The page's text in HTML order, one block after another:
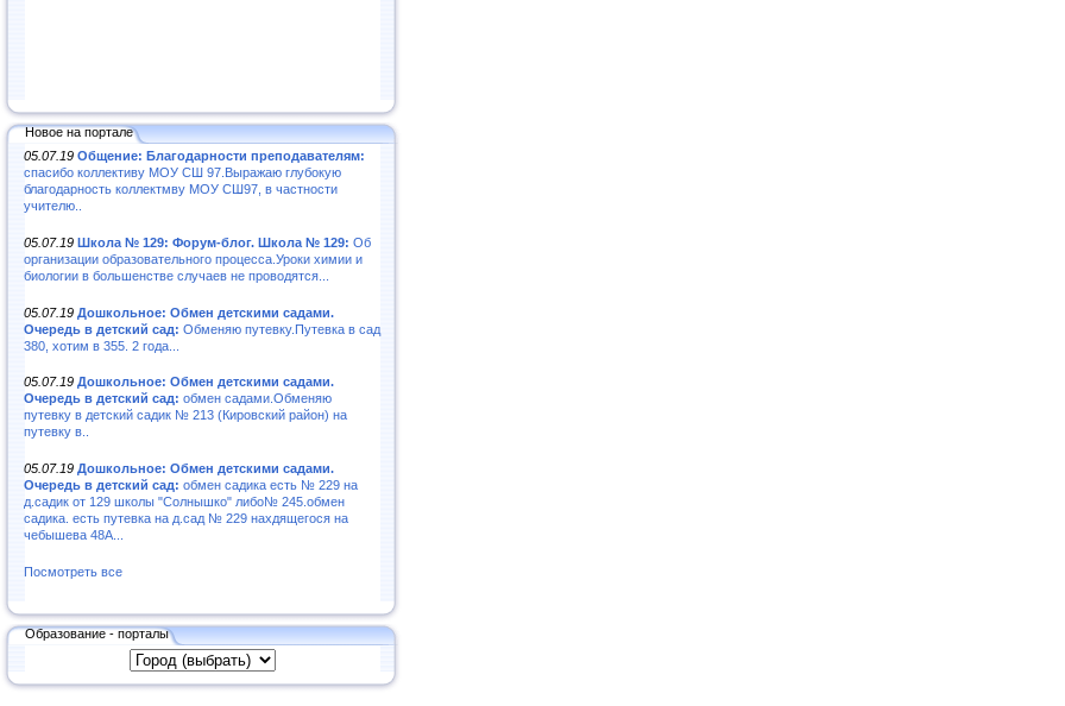
Новое на портале
05.07.19 Общение: Благодарности преподавателям:
спасибо коллективу МОУ СШ 97.Выражаю глубокую
благодарность коллектмву МОУ СШ97, в частности
учителю..
05.07.19 Школа № 129: Форум-блог. Школа № 129: Об
организации образовательного процесса.Уроки химии и
биологии в большенстве случаев не проводятся...
05.07.19 Дошкольное: Обмен детскими садами.
Очередь в детский сад: Обменяю путевку.Путевка в сад
380, хотим в 355. 2 года...
05.07.19 Дошкольное: Обмен детскими садами.
Очередь в детский сад: обмен садами.Обменяю
путевку в детский садик № 213 (Кировский район) на
путевку в..
05.07.19 Дошкольное: Обмен детскими садами.
Очередь в детский сад: обмен садика есть № 229 на
д.садик от 129 школы "Солнышко" либо№ 245.обмен
садика. есть путевка на д.сад № 229 нахдящегося на
чебышева 48А...
Посмотреть все
Образование - порталы